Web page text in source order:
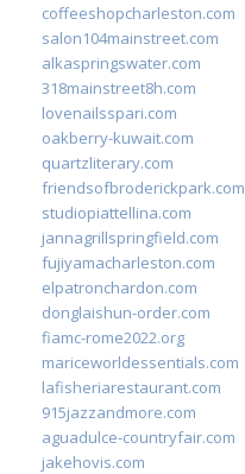
coffeeshopcharleston.com
salon104mainstreet.com
alkaspringswater.com
318mainstreet8h.com
lovenailsspari.com
oakberry-kuwait.com
quartzliterary.com
friendsofbroderickpark.com
studiopiattellina.com
jannagrillspringfield.com
fujiyamacharleston.com
elpatronchardon.com
donglaishun-order.com
fiamc-rome2022.org
mariceworldessentials.com
lafisheriarestaurant.com
915jazzandmore.com
aguadulce-countryfair.com
jakehovis.com